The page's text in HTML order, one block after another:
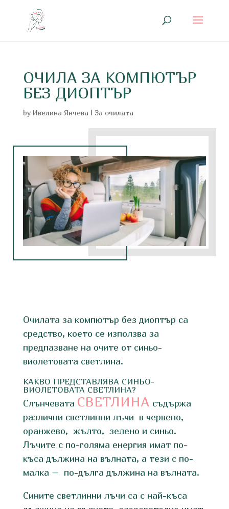
ОЧИЛА ЗА КОМПЮТЪР
БЕЗ ДИОПТЪР
by Ивелина Янчева | За очилата
Очилата за компютър без диоптър са
средство, което се използва за
предпазване на очите от синьо-
виолетовата светлина.
КАКВО ПРЕДСТАВЛЯВА СИНЬО-
ВИОЛЕТОВАТА СВЕТЛИНА?
Слънчевата СВЕТЛИНА съдържа
различни светлинни лъчи в червено,
оранжево, жълто, зелено и синьо.
Лъчите с по-голяма енергия имат по-
къса дължина на вълната, а тези с по-
малка – по-дълга дължина на вълната.
Сините светлинни лъчи са с най-къса